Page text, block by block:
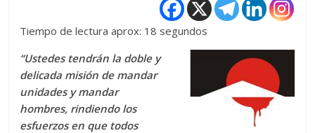
Tiempo de lectura aprox: 18 segundos
“Ustedes tendrán la doble y
delicada misión de mandar
unidades y mandar
hombres, rindiendo los
esfuerzos en que todos